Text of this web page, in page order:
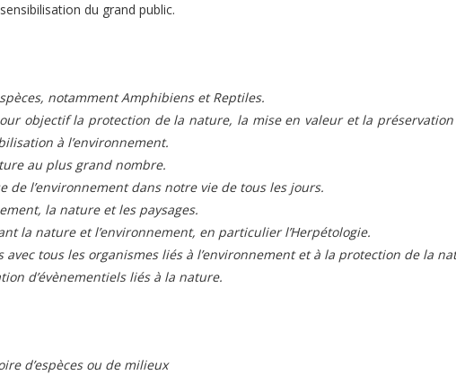
du grand public.
notamment Amphibiens et Reptiles.
objectif la protection de la nature, la mise en valeur et la
à l’environnement.
au plus grand nombre.
de l’environnement dans notre vie de tous les jours.
la nature et les paysages.
la nature et l’environnement, en particulier l’Herpétologie.
tous les organismes liés à l’environnement et à la protection de la
d’évènementiels liés à la nature.
d’espèces ou de milieux